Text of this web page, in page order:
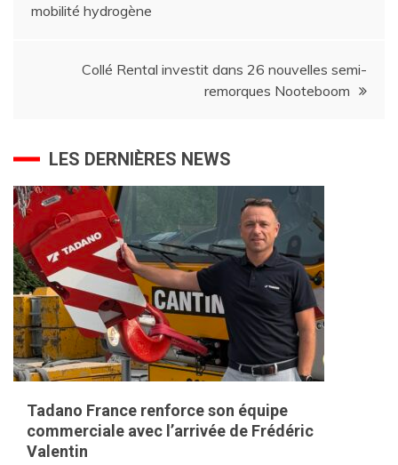
de
l’article
mobilité hydrogène
Collé Rental investit dans 26 nouvelles semi-
remorques Nooteboom
LES DERNIÈRES NEWS
Tadano France renforce son équipe
commerciale avec l’arrivée de Frédéric
Valentin